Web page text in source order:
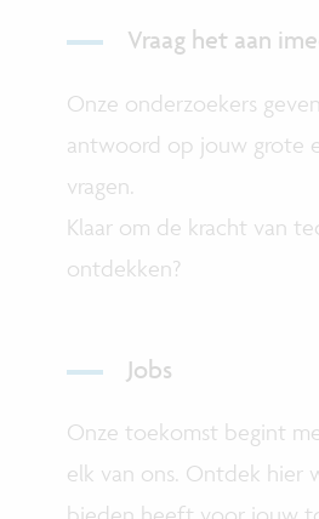
Vraag het aan
Onze onderzoekers
antwoord op jouw grote
vragen.
Klaar om de kracht van
ontdekken?
Jobs
Onze toekomst begint
elk van ons. Ontdek hier